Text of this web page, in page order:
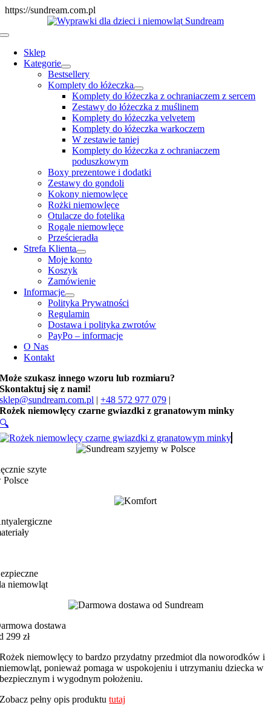
https://sundream.com.pl
to
Toggle
Navigation
Sklep
Kategorie
Bestsellery
Komplety do łóżeczka
Komplety do łóżeczka z ochraniaczem z sercem
Zestawy do łóżeczka z muślinem
Komplety do łóżeczka velvetem
Komplety do łóżeczka warkoczem
W zestawie taniej
Komplety do łóżeczka z ochraniaczem
poduszkowym
Boxy prezentowe i dodatki
Zestawy do gondoli
Kokony niemowlęce
Rożki niemowlęce
Otulacze do fotelika
Rogale niemowlęce
Prześcieradła
Strefa Klienta
Moje konto
Koszyk
Zamówienie
Informacje
Polityka Prywatności
Regulamin
Dostawa i polityka zwrotów
PayPo – informacje
O Nas
Kontakt
Może szukasz innego wzoru lub rozmiaru?
Skontaktuj się z nami!
sklep@sundream.com.pl |+48 572 977 079 |
Rożek niemowlęcy czarne gwiazdki z granatowym minky
🔍
szyte
Polsce
niemowląt
dostawa
299 zł
Rożek niemowlęcy to bardzo przydatny przedmiot dla noworodków i
niemowląt, ponieważ pomaga w uspokojeniu i utrzymaniu dziecka w
bezpiecznym i wygodnym położeniu.
Zobacz pełny opis produktututaj